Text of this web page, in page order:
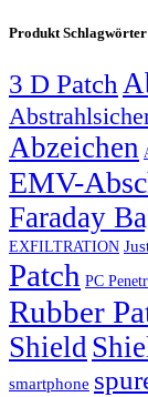
Produkt Schlagwörter
3 D Patch
Abzeichen
EMV-
Faraday
EXFILTRATION
Patch PC
Rubber
Shield
smartphone